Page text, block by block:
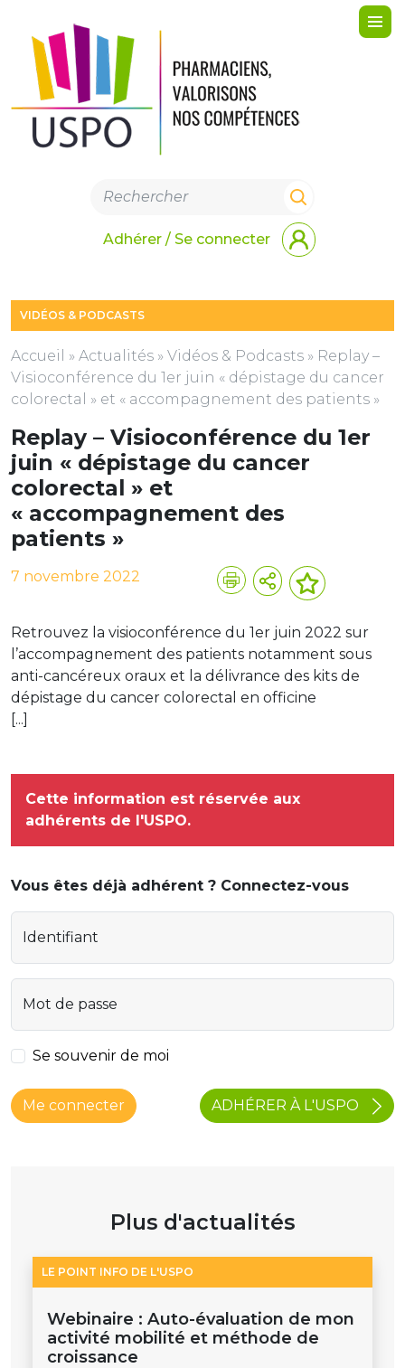
Adhérer / Se connecter
VIDÉOS & PODCASTS
Accueil » Actualités » Vidéos & Podcasts » Replay –
Visioconférence du 1er juin « dépistage du cancer
colorectal » et « accompagnement des patients »
Replay – Visioconférence du 1er
juin « dépistage du cancer
colorectal » et
« accompagnement des
patients »
7 novembre 2022
Retrouvez la visioconférence du 1er juin 2022 sur
l’accompagnement des patients notamment sous
anti-cancéreux oraux et la délivrance des kits de
dépistage du cancer colorectal en officine
[...]
Cette information est réservée aux
adhérents de l'USPO.
Vous êtes déjà adhérent ? Connectez-vous
Identifiant
Mot de passe
Se souvenir de moi
Me connecter ADHÉRER À L'USPO
Plus d'actualités
LE POINT INFO DE L'USPO
Webinaire : Auto-évaluation de mon
activité mobilité et méthode de
croissance